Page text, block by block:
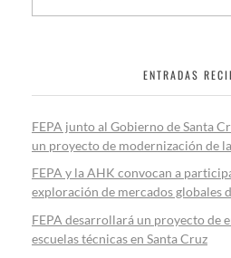
ENTRADAS
FEPA junto al Gobierno de Santa
un proyecto de modernización de
FEPA y la AHK convocan a
exploración de mercados globales
FEPA desarrollará un proyecto de
escuelas técnicas en Santa Cruz